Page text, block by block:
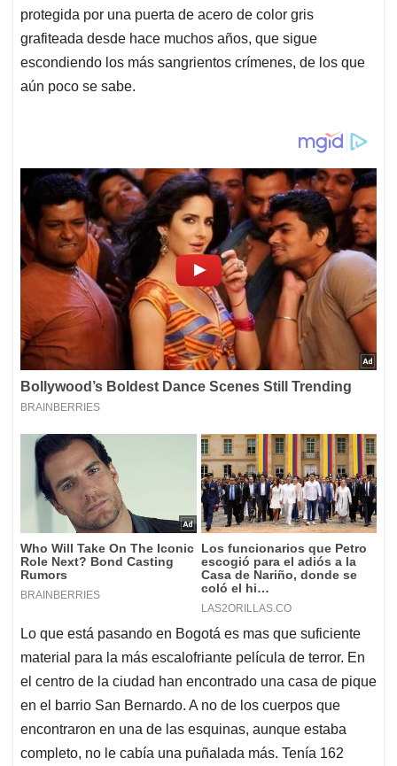
protegida por una puerta de acero de color gris
grafiteada desde hace muchos años, que sigue
escondiendo los más sangrientos crímenes, de los que
aún poco se sabe.
Lo que está pasando en Bogotá es mas que suficiente
material para la más escalofriante película de terror. En
el centro de la ciudad han encontrado una casa de pique
en el barrio San Bernardo. A no de los cuerpos que
encontraron en una de las esquinas, aunque estaba
completo, no le cabía una puñalada más. Tenía 162